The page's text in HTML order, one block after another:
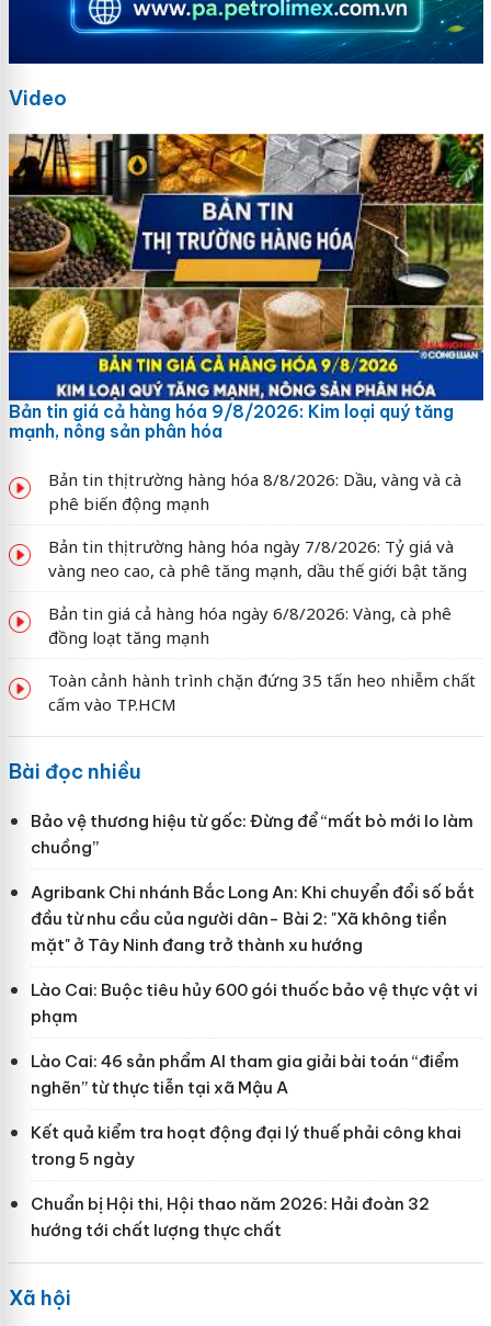
Video
Bản tin giá cả hàng hóa 9/8/2026: Kim loại quý tăng
mạnh, nông sản phân hóa
Bản tin thị trường hàng hóa 8/8/2026: Dầu, vàng và cà
phê biến động mạnh
Bản tin thị trường hàng hóa ngày 7/8/2026: Tỷ giá và
vàng neo cao, cà phê tăng mạnh, dầu thế giới bật tăng
Bản tin giá cả hàng hóa ngày 6/8/2026: Vàng, cà phê
đồng loạt tăng mạnh
Toàn cảnh hành trình chặn đứng 35 tấn heo nhiễm chất
cấm vào TP.HCM
Bài đọc nhiều
Bảo vệ thương hiệu từ gốc: Đừng để “mất bò mới lo làm
chuồng”
Agribank Chi nhánh Bắc Long An: Khi chuyển đổi số bắt
đầu từ nhu cầu của người dân- Bài 2: "Xã không tiền
mặt" ở Tây Ninh đang trở thành xu hướng
Lào Cai: Buộc tiêu hủy 600 gói thuốc bảo vệ thực vật vi
phạm
Lào Cai: 46 sản phẩm AI tham gia giải bài toán “điểm
nghẽn” từ thực tiễn tại xã Mậu A
Kết quả kiểm tra hoạt động đại lý thuế phải công khai
trong 5 ngày
Chuẩn bị Hội thi, Hội thao năm 2026: Hải đoàn 32
hướng tới chất lượng thực chất
Xã hội